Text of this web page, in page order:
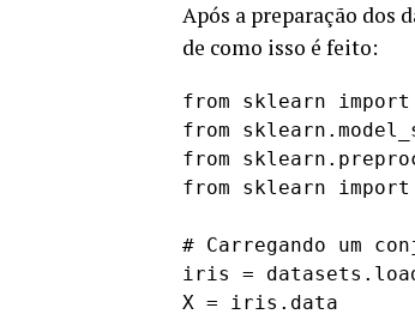
Após a preparação dos
de como isso é feito:
from sklearn import
from
from
from sklearn import
# Carregando um
iris =
X = iris.data